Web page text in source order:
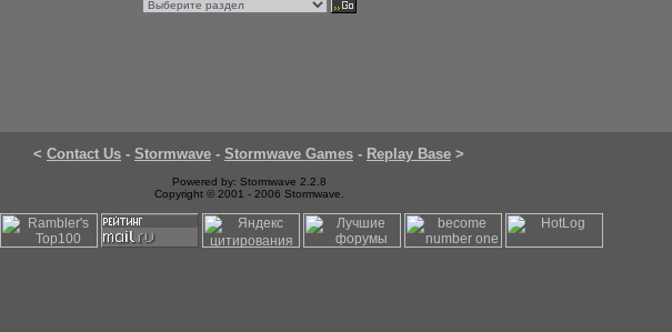
< Contact Us - Stormwave - Stormwave Games - Replay Base >
Powered by: Stormwave 2.2.8
Copyright © 2001 - 2006 Stormwave.